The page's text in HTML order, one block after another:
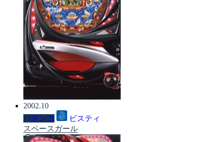
2002.10
パチンコ
ビスティ
スペースガール